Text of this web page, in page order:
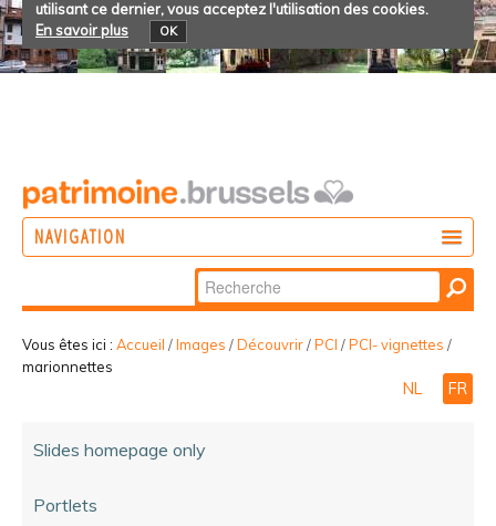
utilisant ce dernier, vous acceptez l'utilisation des cookies.
En savoir plus
OK
NAVIGATION
PARTICIPER
Chercher par
Recherche
avancée…
Vous êtes ici : Accueil /Images /Découvrir/PCI /PCI- vignettes /
marionnettes
NL FR
Slides homepage only
Portlets